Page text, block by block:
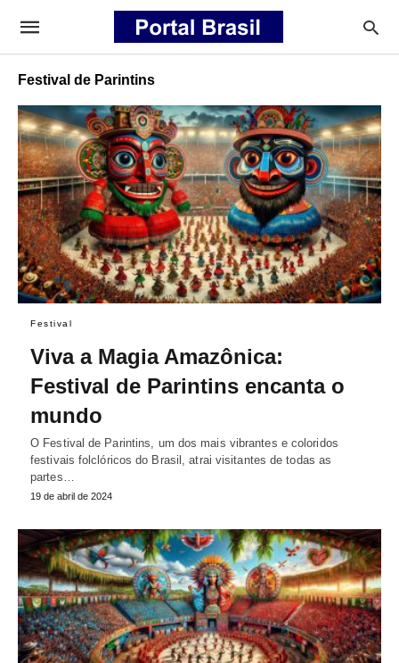
Festival de Parintins
Festival
Viva a Magia Amazônica:
Festival de Parintins encanta o
mundo
O Festival de Parintins, um dos mais vibrantes e coloridos
festivais folclóricos do Brasil, atrai visitantes de todas as
partes…
19 de abril de 2024